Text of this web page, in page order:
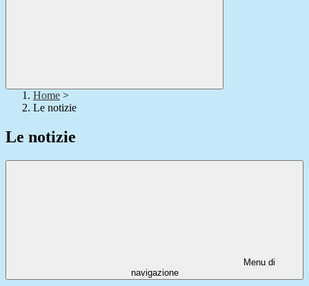
Home >
Le notizie
Le notizie
Menu di
navigazione